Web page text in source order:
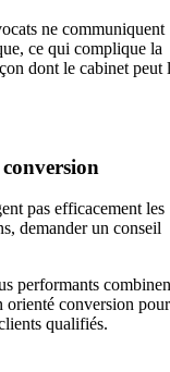
ne communiquent
ce qui complique la
dont le cabinet peut
pas efficacement les
demander un conseil
performants
conversion pour
qualifiés.